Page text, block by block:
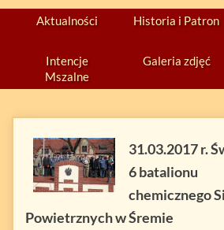
Aktualności Historia i Patron
Intencje
Mszalne
Galeria zdjęć
31.03.2017 r.
6 batalionu
chemicznego
Powietrznych w Śremie